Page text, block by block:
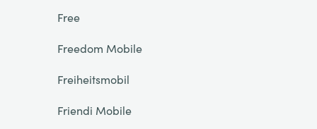
Free
Freedom Mobile
Freiheitsmobil
Friendi Mobile